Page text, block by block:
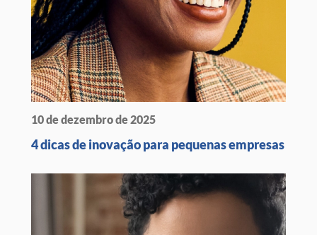
10 de dezembro de 2025
4 dicas de inovação para pequenas empresas